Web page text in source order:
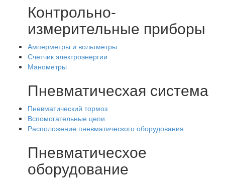
Контрольно-
измерительные приборы
Амперметры и вольтметры
Счетчик электроэнергии
Манометры
Пневматичесхая система
Пневматический тормоз
Вспомогательные цепи
Расположение пневматического оборудования
Пневматичесхое
оборудование